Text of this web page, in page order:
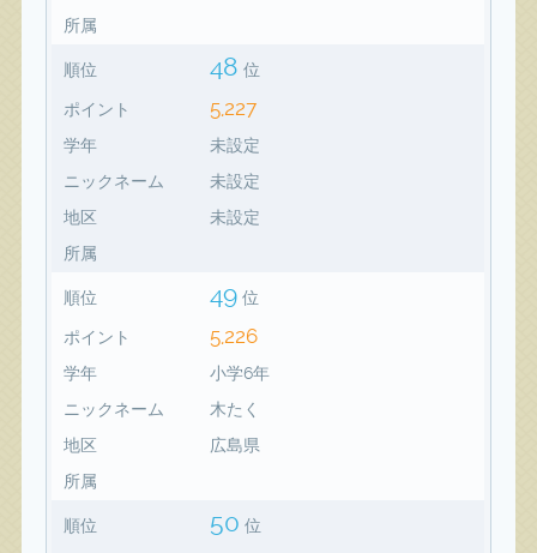
所属
順位 48 位
ポイント 5,227
学年
未設定
ニックネーム
未設定
地区
未設定
所属
順位 49 位
ポイント 5,226
学年
小学6年
ニックネーム
木たく
地区
広島県
所属
順位 50 位